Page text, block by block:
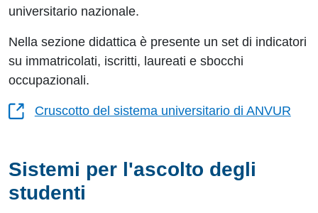
universitario nazionale.
Nella sezione didattica è presente un set di indicatori
su immatricolati, iscritti, laureati e sbocchi
occupazionali.
Cruscotto del sistema universitario di ANVUR
Sistemi per l'ascolto degli
studenti